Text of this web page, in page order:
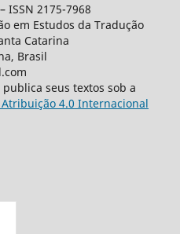
– ISSN 2175-7968
em Estudos da Tradução
Catarina
Brasil
seus textos sob a
4.0 Internacional